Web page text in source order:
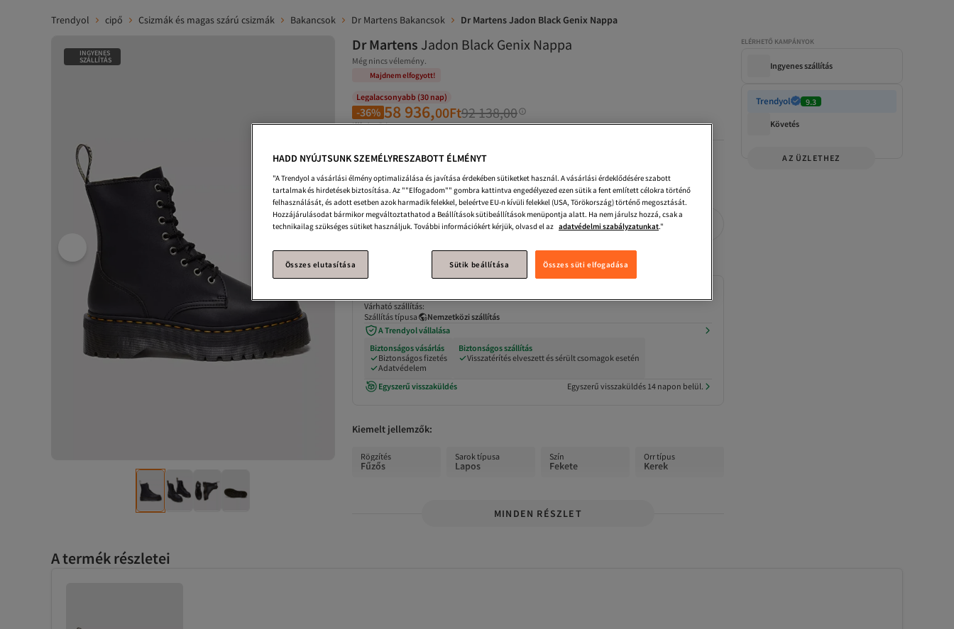
Trendyol cipő Csizmák és magas szárú csizmák Bakancsok Dr Martens Bakancsok Dr Martens Jadon Black Genix Nappa
INGYENES
SZÁLLÍTÁS
Dr Martens Jadon Black Genix Nappa
Még nincs vélemény.
Majdnem elfogyott!
Legalacsonyabb (30 nap)
-36% 58 936,00Ft92 138,00
(áfával együtt)
Méret:36
36
37
Kosárba
Majdnem elfogyott
Várható szállítás:
Szállítás típusa
Nemzetközi szállítás
A Trendyol vállalása
Biztonságos vásárlás
Biztonságos fizetés
Adatvédelem
Biztonságos szállítás
Visszatérítés elveszett és sérült csomagok esetén
Egyszerű visszaküldés Egyszerű visszaküldés 14 napon belül.
Kiemelt jellemzők:
Rögzítés
Fűzős
Sarok típusa
Lapos
Szín
Fekete
Orr típus
Kerek
MINDEN RÉSZLET
ELÉRHETŐ KAMPÁNYOK
Ingyenes szállítás
Trendyol 9.3
Követés
AZ ÜZLETHEZ
A termék részletei
HADD NYÚJTSUNK SZEMÉLYRESZABOTT ÉLMÉNYT
"A Trendyol a vásárlási élmény optimalizálása és javítása érdekében sütiketket használ. A vásárlási érdeklődésére szabott
tartalmak és hirdetések biztosítása. Az ""Elfogadom"" gombra kattintva engedélyezed ezen sütik a fent említett célokra történő
felhasználását, és adott esetben azok harmadik felekkel, beleértve EU-n kívüli felekkel (USA, Törökország) történő megosztását.
Hozzájárulásodat bármikor megváltoztathatod a Beállítások sütibeállítások menüpontja alatt. Ha nem járulsz hozzá, csak a
technikailag szükséges sütiket használjuk. További információkért kérjük, olvasd el az adatvédelmi szabályzatunkat."
Összes elutasítása Sütik beállítása Összes süti elfogadása